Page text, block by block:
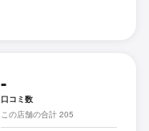
-
口コミ数
この店舗の合計 205